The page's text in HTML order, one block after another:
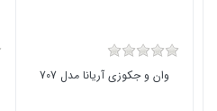
وان و جکوزی آریانا مدل 707